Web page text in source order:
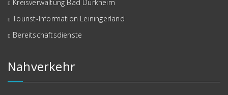
Kreisverwaltung Bad Dürkheim
Tourist-Information Leiningerland
Bereitschaftsdienste
Nahverkehr